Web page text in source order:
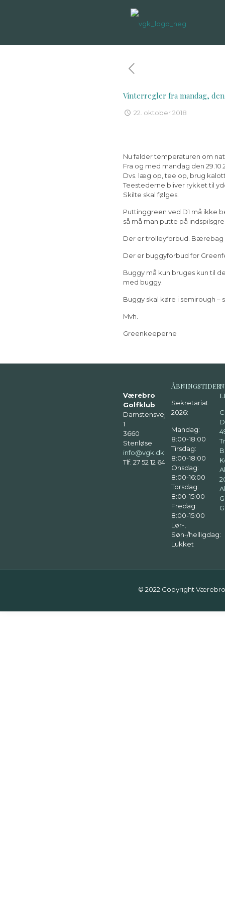
Vinterregler fra mandag, den
22. oktober 2018
Nu falder temperaturen om
Fra og med mandag den
Dvs. læg op, tee op, brug
Teestederne bliver rykket til
Skilte skal følges.
Puttinggreen ved D1 må ikke
så må man putte på
Der er trolleyforbud. Bærebag
Der er buggyforbud for
Buggy må kun bruges kun til
med buggy.
Buggy skal køre i semirough –
Mvh.
Greenkeeperne
Værebro
Golfklub
Damstensvej
1
3660
Stenløse
info@vgk.dk
Tlf. 27 52 12 64
ÅBNINGSTIDER
Sekretariat
2026:
Mandag:
8:00-18:00
Tirsdag:
8:00-18:00
Onsdag:
8:00-16:00
Torsdag:
8:00-15:00
Fredag:
8:00-15:00
Lør-,
Søn-/helligdag:
Lukket
© 2022 Copyright